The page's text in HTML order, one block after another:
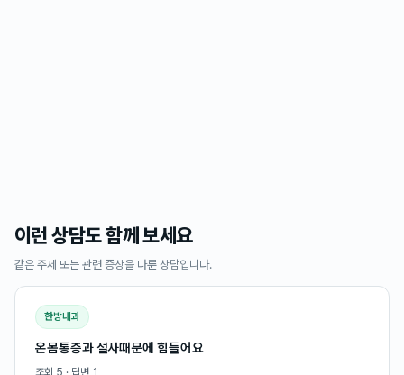
이런 상담도 함께 보세요
같은 주제 또는 관련 증상을 다룬 상담입니다.
한방내과
온몸통증과 설사때문에 힘들어요
조회 5 · 답변 1